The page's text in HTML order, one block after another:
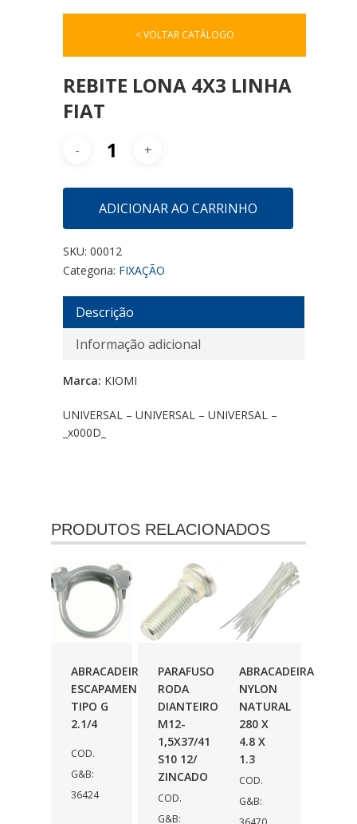
< VOLTAR CATÁLOGO
REBITE LONA 4X3 LINHA
FIAT
ADICIONAR AO CARRINHO
SKU: 00012
Categoria: FIXAÇÃO
Descrição
Informação adicional
Marca: KIOMI
UNIVERSAL – UNIVERSAL – UNIVERSAL –
_x000D_
PRODUTOS RELACIONADOS
ABRACADEIRA
ESCAPAMENTO
TIPO G
2.1/4
COD.
G&B:
36424
PARAFUSO
RODA
DIANTEIRO
M12-
1,5X37/41
S10 12/
ZINCADO
COD.
G&B:
ABRACADEIRA
NYLON
NATURAL
280 X
4.8 X
1.3
COD.
G&B: